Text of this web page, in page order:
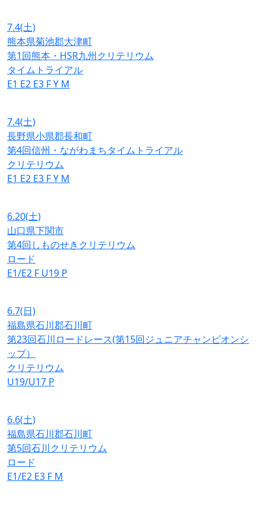
7.4(土)
熊本県菊池郡大津町
第1回熊本・HSR九州クリテリウム
タイムトライアル
E1 E2 E3 FY M
7.4(土)
長野県小県郡長和町
第4回信州・ながわまちタイムトライアル
クリテリウム
E1 E2 E3 FY M
6.20(土)
山口県下関市
第4回しものせきクリテリウム
ロード
E1/E2 F U19 P
6.7(日)
福島県石川郡石川町
第23回石川ロードレース(第15回ジュニアチャンピオンシ
ップ）
クリテリウム
U19/U17 P
6.6(土)
福島県石川郡石川町
第5回石川クリテリウム
ロード
E1/E2 E3 F M